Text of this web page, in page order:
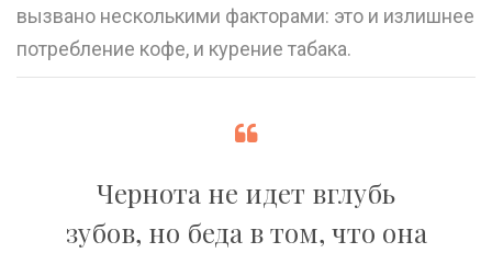
вызвано несколькими факторами: это и излишнее
потребление кофе, и курение табака.
Чернота не идет вглубь
зубов, но беда в том, что она